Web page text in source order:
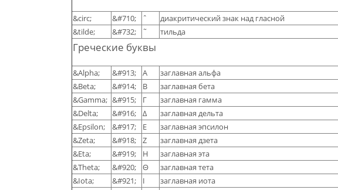
&circ; &#710; ˆ
диакритический знак над гласной
&tilde;
&#732; ˜ тильда
Греческие буквы
&Alpha; &#913; Α
заглавная альфа
&Beta;
&#914; Β
заглавная бета
&Gamma; &#915; Γ
заглавная гамма
&Delta;
&#916; Δ
заглавная дельта
&Epsilon;
&#917; Ε
заглавная эпсилон
&Zeta;
&#918; Ζ
заглавная дзета
&Eta;
&#919; Η
заглавная эта
&Theta;
&#920; Θ
заглавная тета
&Iota;
&#921; Ι
заглавная иота